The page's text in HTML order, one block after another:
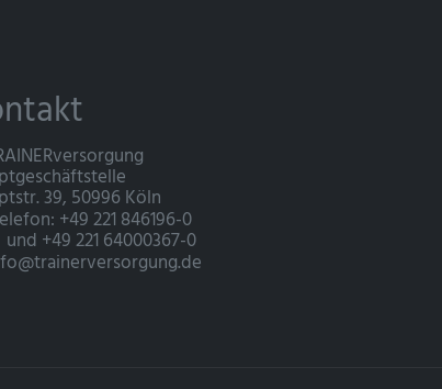
39, 50996 Köln
+49 221 846196-0
+49 221 64000367-0